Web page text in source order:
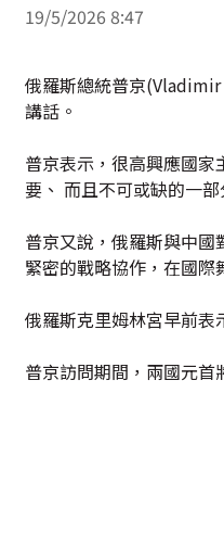
19/5/2026 8:47
俄羅斯總統普京
講話。
普京表示，很高興應國
要、 而且不可或缺的一部
普京又說，俄羅斯與中
緊密的戰略協作，在國際
俄羅斯克里姆林宮早前表
普京訪問期間，兩國元首